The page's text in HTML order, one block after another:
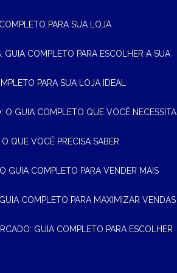
PARA SUA LOJA
GUIA COMPLETO PARA ESCOLHER A SUA
PARA SUA LOJA IDEAL
O GUIA COMPLETO QUE VOCÊ NECESSITA
QUE VOCÊ PRECISA SABER
GUIA COMPLETO PARA VENDER MAIS
COMPLETO PARA MAXIMIZAR VENDAS
GUIA COMPLETO PARA ESCOLHER